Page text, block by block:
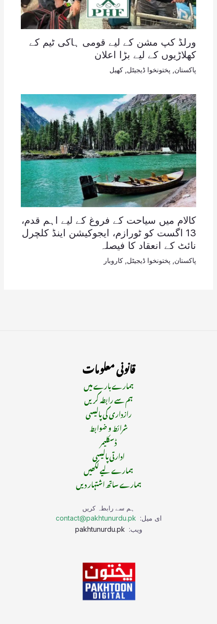
ورلڈ کپ مشن کے لیے قومی ہاکی ٹیم کے
کھلاڑیوں کے لیے بڑا اعلان
پاکستان پختونخوا ڈیجیٹل کھیل
کالام میں سیاحت کے فروغ کے لیے اہم قدم،
13 اگست کو ٹورازم، ایجوکیشن اینڈ کلچرل
نائٹ کے انعقاد کا فیصلہ
پاکستان پختونخوا ڈیجیٹل کاروبار
قانونی معلومات
ہمارے بارے میں
ہم سے رابطہ کریں
رازداری کی پالیسی
شرائط و ضوابط
ڈسکلیمر
ادارتی پالیسی
ہمارے لیے لکھیں
ہمارے ساتھ اشتہار دیں
ہم سے رابطہ کریں
ای میل: contact@pakhtunurdu.pk
ویب: